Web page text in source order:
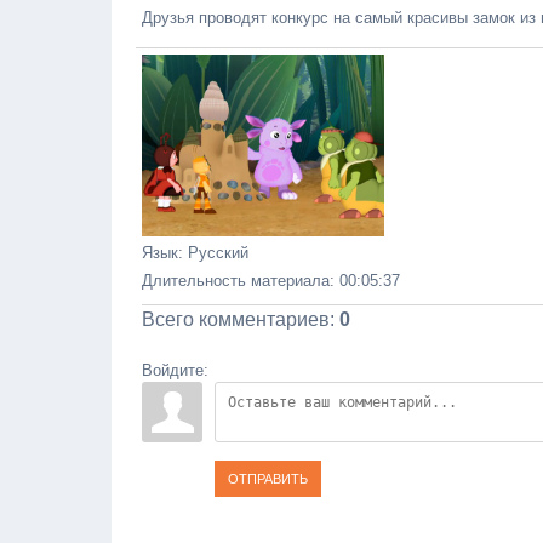
Друзья проводят конкурс на самый красивы замок из
Язык: Русский
Длительность материала: 00:05:37
Всего комментариев: 0
Войдите:
ОТПРАВИТЬ